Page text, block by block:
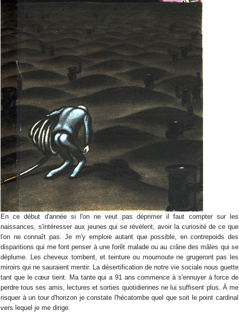
En ce début d'année si l'on ne veut pas déprimer il faut compter sur les
naissances, s'intéresser aux jeunes qui se révèlent, avoir la curiosité de ce que
l'on ne connaît pas. Je m'y emploie autant que possible, en contrepoids des
disparitions qui me font penser à une forêt malade ou au crâne des mâles qui se
déplume. Les cheveux tombent, et teinture ou moumoute ne grugeront pas les
miroirs qui ne sauraient mentir. La désertification de notre vie sociale nous guette
tant que le cœur tient. Ma tante qui a 91 ans commence à s'ennuyer à force de
perdre tous ses amis, lectures et sorties quotidiennes ne lui suffisent plus. À me
risquer à un tour d'horizon je constate l'hécatombe quel que soit le point cardinal
vers lequel je me dirige.